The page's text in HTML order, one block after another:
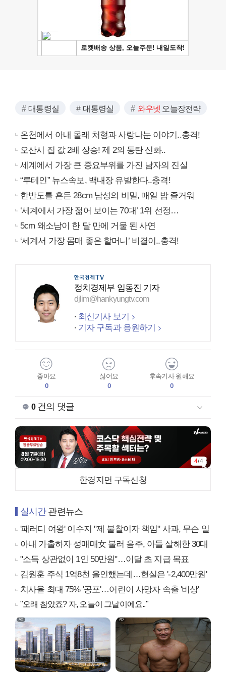
대통령실 대통령실 와우넷 오늘장전략
온천에서 아내 몰래 처형과 사랑나눈 이야기..충격!
오산시 집 값 2배 상승! 제 2의 동탄 신화..
세계에서 가장 큰 중요부위를 가진 남자의 진실
“루테인” 뉴스속보, 백내장 유발한다..충격!
한반도를 흔든 28cm 남성의 비밀, 매일 밤 즐거워
‘세계에서 가장 젊어 보이는 70대’ 1위 선정…
5cm 왜소남이 한 달 만에 거물 된 사연
‘세계서 가장 몸매 좋은 할머니’ 비결이..충격!
정치경제부 임동진 기자
djlim@hankyungtv.com
최신기사 보기
기자 구독과 응원하기
좋아요
0
싫어요
0
후속기사 원해요
0
0건의 댓글
4/4
한경지면 구독신청
실시간관련뉴스
'패러디 여왕' 이수지 "제 불찰이자 책임" 사과, 무슨 일
아내 가출하자 성매매女 불러 음주, 아들 살해한 30대
"소득 상관없이 1인 50만원"…이달 초 지급 목표
김원훈 주식 1억8천 올인했는데…현실은 '-2,400만원'
치사율 최대 75% '공포'…어린이 사망자 속출 '비상'
"오래 참았죠? 자, 오늘이 그날이에요.."